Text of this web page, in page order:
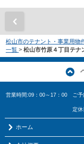
松山市のテナント・事業用物
一覧 > 松山市竹原４丁目テナ
営業時間:09：00～17：00 ご予
定休
ホーム